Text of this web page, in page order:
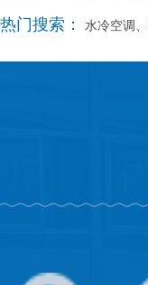
热门搜索： 水冷空调